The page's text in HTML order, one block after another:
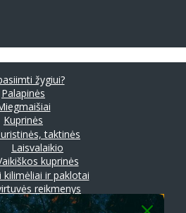
žygiui?
Palapinės
Kuprinės
taktinės
Laisvalaikio
kuprinės
kilimėliai ir paklotai
reikmenys
stovyklavimo lempos